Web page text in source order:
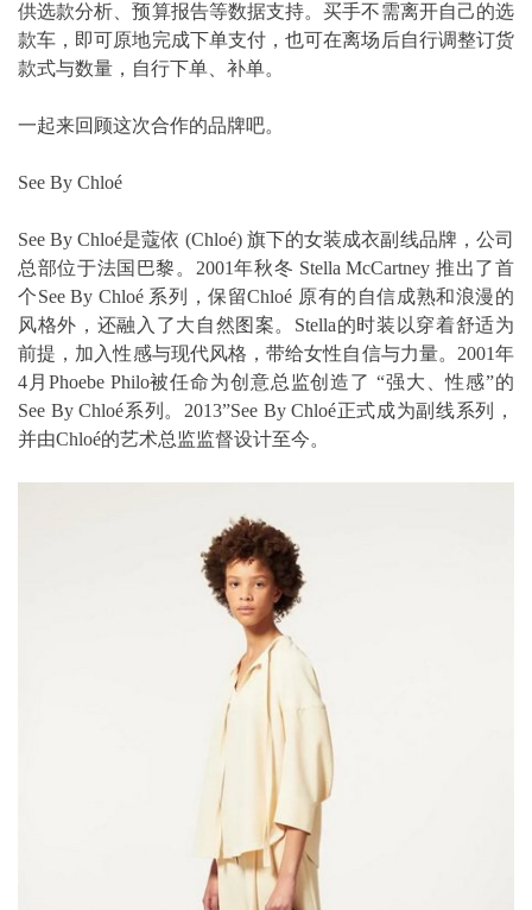
供选款分析、预算报告等数据支持。买手不需离开自己的选
款车，即可原地完成下单支付，也可在离场后自行调整订货
款式与数量，自行下单、补单。
一起来回顾这次合作的品牌吧。
See By Chloé
See By Chloé是蔻依 (Chloé) 旗下的女装成衣副线品牌，公司
总部位于法国巴黎。2001年秋冬 Stella McCartney 推出了首
个See By Chloé 系列，保留Chloé 原有的自信成熟和浪漫的
风格外，还融入了大自然图案。Stella的时装以穿着舒适为
前提，加入性感与现代风格，带给女性自信与力量。2001年
4月Phoebe Philo被任命为创意总监创造了 “强大、性感”的
See By Chloé系列。2013”See By Chloé正式成为副线系列，
并由Chloé的艺术总监监督设计至今。